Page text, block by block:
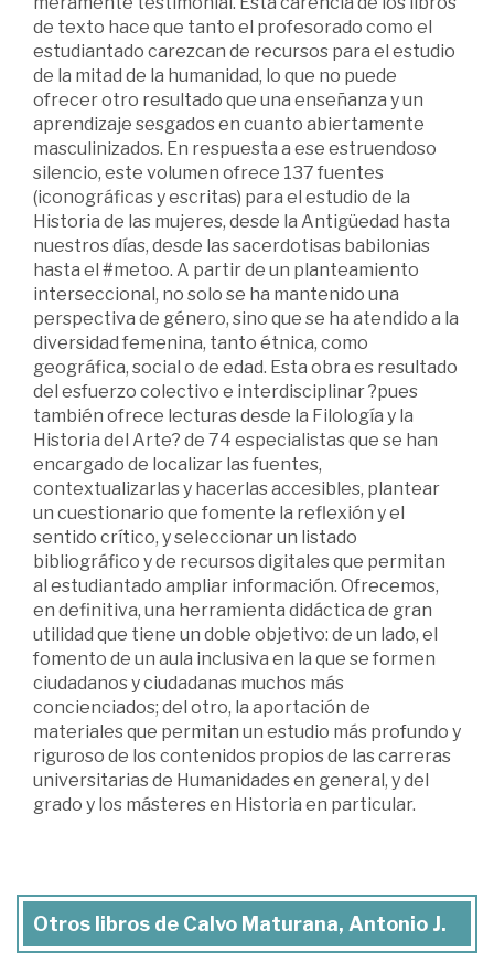
de texto hace que tanto el profesorado como el
estudiantado carezcan de recursos para el estudio
de la mitad de la humanidad, lo que no puede
ofrecer otro resultado que una enseñanza y un
aprendizaje sesgados en cuanto abiertamente
masculinizados. En respuesta a ese estruendoso
silencio, este volumen ofrece 137 fuentes
(iconográficas y escritas) para el estudio de la
Historia de las mujeres, desde la Antigüedad hasta
nuestros días, desde las sacerdotisas babilonias
hasta el #metoo. A partir de un planteamiento
interseccional, no solo se ha mantenido una
perspectiva de género, sino que se ha atendido a la
diversidad femenina, tanto étnica, como
geográfica, social o de edad. Esta obra es resultado
del esfuerzo colectivo e interdisciplinar ?pues
también ofrece lecturas desde la Filología y la
Historia del Arte? de 74 especialistas que se han
encargado de localizar las fuentes,
contextualizarlas y hacerlas accesibles, plantear
un cuestionario que fomente la reflexión y el
sentido crítico, y seleccionar un listado
bibliográfico y de recursos digitales que permitan
al estudiantado ampliar información. Ofrecemos,
en definitiva, una herramienta didáctica de gran
utilidad que tiene un doble objetivo: de un lado, el
fomento de un aula inclusiva en la que se formen
ciudadanos y ciudadanas muchos más
concienciados; del otro, la aportación de
materiales que permitan un estudio más profundo y
riguroso de los contenidos propios de las carreras
universitarias de Humanidades en general, y del
grado y los másteres en Historia en particular.
Otros libros de Calvo Maturana, Antonio J.